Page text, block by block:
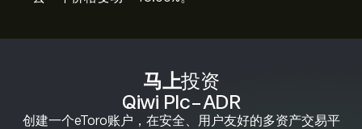
马上投资
Qiwi Plc-ADR
创建一个eToro账户，在安全、用户友好的多资产交易平